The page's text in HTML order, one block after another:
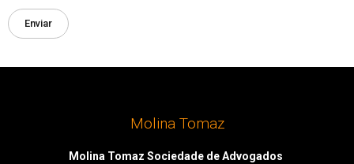
Enviar
Molina Tomaz
Molina Tomaz Sociedade de Advogados